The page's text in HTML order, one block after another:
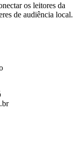
os leitores da
de audiência local.